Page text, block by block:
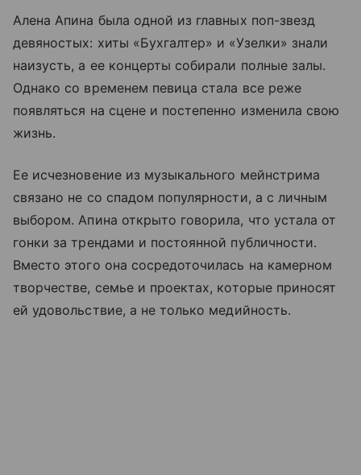
Алена Апина была одной из главных поп-звезд
девяностых: хиты «Бухгалтер» и «Узелки» знали
наизусть, а ее концерты собирали полные залы.
Однако со временем певица стала все реже
появляться на сцене и постепенно изменила свою
жизнь.
Ее исчезновение из музыкального мейнстрима
связано не со спадом популярности, а с личным
выбором. Апина открыто говорила, что устала от
гонки за трендами и постоянной публичности.
Вместо этого она сосредоточилась на камерном
творчестве, семье и проектах, которые приносят
ей удовольствие, а не только медийность.